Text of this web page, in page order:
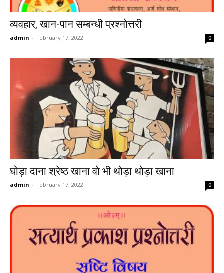
व्यवहार, खान-पान सम्बन्धी प्रश्नोत्तरी
admin - February 17, 2022 0
घोड़ा दाना श्रेष्ठ खाना वो भी थोड़ा थोड़ा खाना
admin - February 17, 2022 0